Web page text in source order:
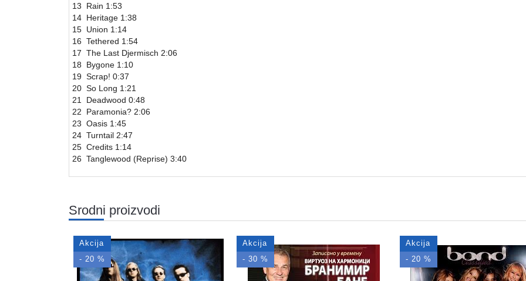
13 Rain 1:53
14 Heritage 1:38
15 Union 1:14
16 Tethered 1:54
17 The Last Djermisch 2:06
18 Bygone 1:10
19 Scrap! 0:37
20 So Long 1:21
21 Deadwood 0:48
22 Paramonia? 2:06
23 Oasis 1:45
24 Turntail 2:47
25 Credits 1:14
26 Tanglewood (Reprise) 3:40
Srodni proizvodi
Akcija
- 20 %
Akcija
- 30 %
Akcija
- 20 %